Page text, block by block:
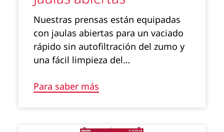
Nuestras prensas están equipadas
con jaulas abiertas para un vaciado
rápido sin autofiltración del zumo y
una fácil limpieza del…
Para saber más